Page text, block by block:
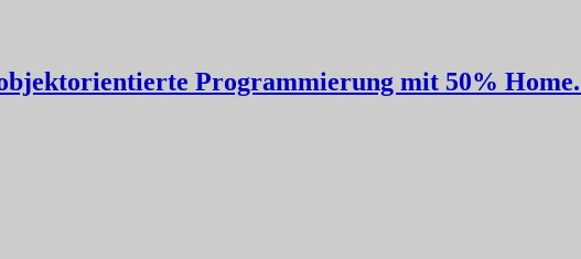
Programmierung mit 50%